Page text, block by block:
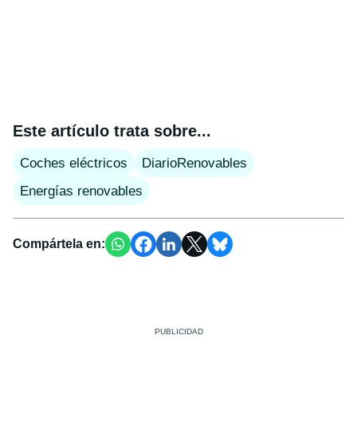
Este artículo trata sobre...
Coches eléctricos
DiarioRenovables
Energías renovables
Compártela en: